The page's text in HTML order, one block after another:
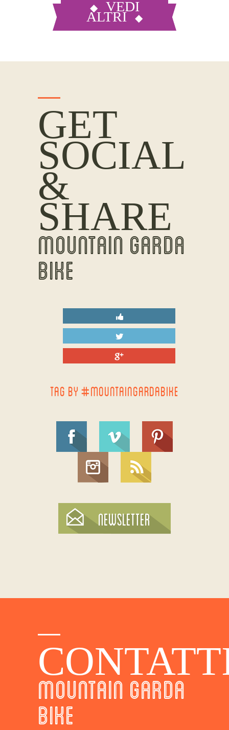
VEDI
ALTRI
GET
SOCIAL
&
SHARE
MOUNTAIN GARDA
BIKE
TAG BY #MOUNTAINGARDABIKE
MOUNTAIN GARDA
BIKE